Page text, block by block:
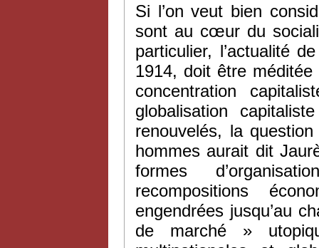
Si l’on veut bien
sont au cœur du
particulier, l’actualité
1914, doit être méditée
concentration
globalisation
renouvelés, la
hommes aurait dit
formes
recompositions
engendrées jusqu’au
de marché »